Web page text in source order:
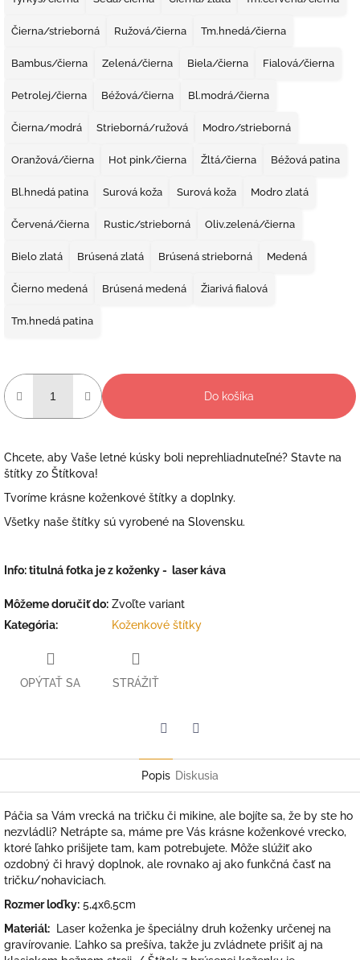
Čierna/strieborná Ružová/čierna Tm.hnedá/čierna
Bambus/čierna Zelená/čierna Biela/čierna Fialová/čierna
Petrolej/čierna Béžová/čierna Bl.modrá/čierna
Čierna/modrá Strieborná/ružová Modro/strieborná
Oranžová/čierna Hot pink/čierna Žltá/čierna Béžová patina
Bl.hnedá patina Surová koža Surová koža Modro zlatá
Červená/čierna Rustic/strieborná Oliv.zelená/čierna
Bielo zlatá Brúsená zlatá Brúsená strieborná Medená
Čierno medená Brúsená medená Žiarivá fialová
Tm.hnedá patina
Do košíka
Chcete, aby Vaše letné kúsky boli neprehliadnuteľné? Stavte na
štítky zo Štítkova!
Tvoríme krásne koženkové štítky a doplnky.
Všetky naše štítky sú vyrobené na Slovensku.
Info: titulná fotka je z koženky - laser káva
Môžeme doručiť do: Zvoľte variant
Kategória: Koženkové štítky
OPÝTAŤ SA STRÁŽIŤ
Popis Diskusia
Páčia sa Vám vrecká na tričku či mikine, ale bojíte sa, že by ste ho
nezvládli? Netrápte sa, máme pre Vás krásne koženkové vrecko,
ktoré ľahko prišijete tam, kam potrebujete. Môže slúžiť ako
ozdobný či hravý doplnok, ale rovnako aj ako funkčná časť na
tričku/nohaviciach.
Rozmer loďky: 5,4x6,5cm
Materiál: Laser koženka je špeciálny druh koženky určenej na
gravírovanie. Ľahko sa prešíva, takže ju zvládnete prišiť aj na